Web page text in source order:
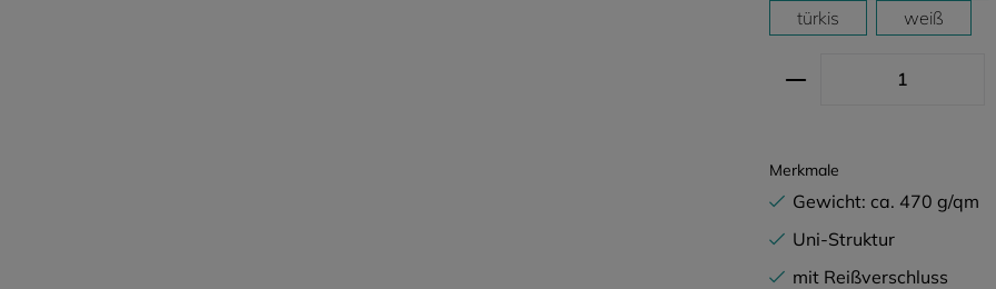
türkis
weiß
Produkt Anzahl:
Merkmale
Gewicht: ca. 470 g/qm
Uni-Struktur
mit Reißverschluss